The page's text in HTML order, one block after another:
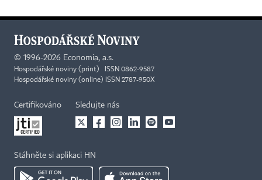
© 1996-2026 Economia, a.s.
Hospodářské noviny (print) ISSN 0862-9587
Hospodářské noviny (online) ISSN 2787-950X
Certifikováno Sledujte nás
Stáhněte si aplikaci HN